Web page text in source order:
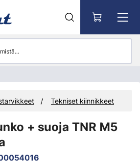
Tekniset kiinnikkeet
+ suoja TNR M5